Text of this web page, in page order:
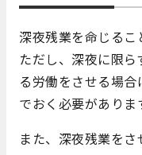
深夜残業を命じるこ
ただし、深夜に限
る労働をさせる場
でおく必要がありま
また、深夜残業を